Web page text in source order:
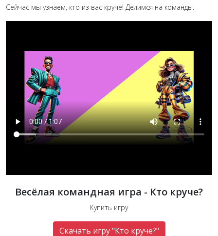
Сейчас мы узнаем, кто из вас круче! Делимся на команды.
Весёлая командная игра - Кто круче?
Купить игру
Скачать игру "Кто круче?"